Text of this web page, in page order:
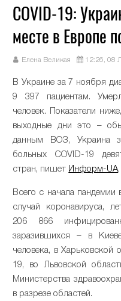
COVID-19:
месте в Европе
Елена Великая 12:26, 08
В Украине за 7 ноября
9 397 пациентам.
человек. Показатели
выходные дни это –
данным ВОЗ, Украина
больных COVID-19
стран, пишет Информ-UA.
Всего с начала пандемии
случай коронавируса,
206 866
заразившихся – в
человека, в Харьковской
19, во Львовской
Министерства
в разрезе областей.